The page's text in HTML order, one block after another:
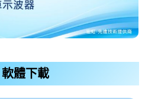
軟體下載